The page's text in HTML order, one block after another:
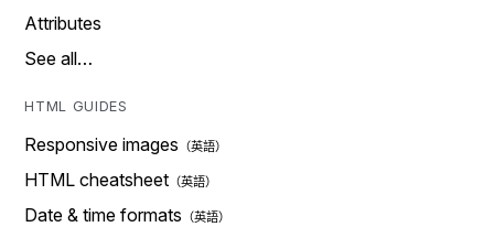
Attributes
See all…
HTML GUIDES
Responsive images
HTML cheatsheet
Date & time formats